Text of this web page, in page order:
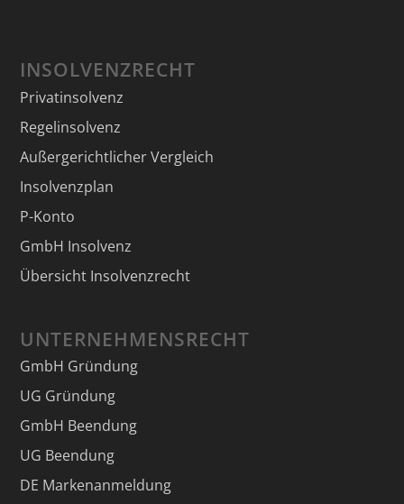
INSOLVENZRECHT
Privatinsolvenz
Regelinsolvenz
Außergerichtlicher Vergleich
Insolvenzplan
P-Konto
GmbH Insolvenz
Übersicht Insolvenzrecht
UNTERNEHMENSRECHT
GmbH Gründung
UG Gründung
GmbH Beendung
UG Beendung
DE Markenanmeldung